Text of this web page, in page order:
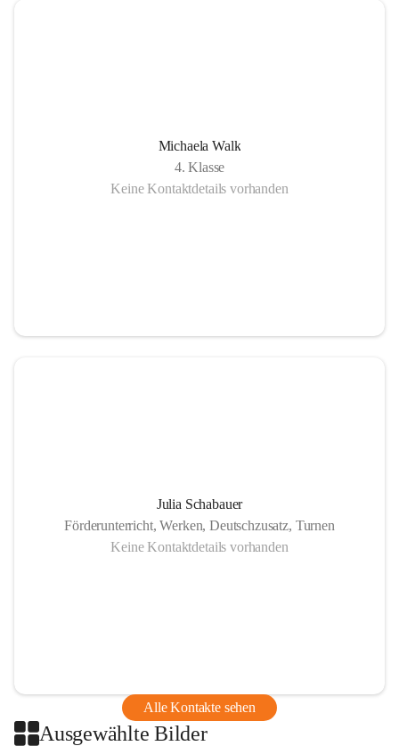
Michaela Walk
4. Klasse
Keine Kontaktdetails vorhanden
Julia Schabauer
Förderunterricht, Werken, Deutschzusatz, Turnen
Keine Kontaktdetails vorhanden
Alle Kontakte sehen
Ausgewählte Bilder